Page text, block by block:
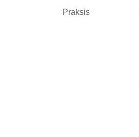
Praksis